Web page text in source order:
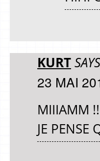
KURT
23 MAI
MIIIAMM !!
JE PENSE